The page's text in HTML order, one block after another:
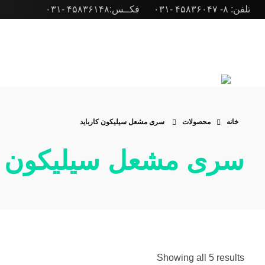
تلفن: ۸- ۴۵۸۳۶۰۴۷ -۰۳۱ فکــس:۴۵۸۳۶۱۴۸ -۰۳۱
خانه محصولات سری مشعل سیلیکون کارباید
سری مشعل سیلیکون
Showing all 5 results